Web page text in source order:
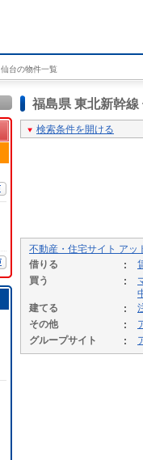
仙台の物件一覧
福島県 東北新幹
検索条件を開ける
不動産・住宅サイト アッ
借りる
買う
建てる
その他
グループサイト